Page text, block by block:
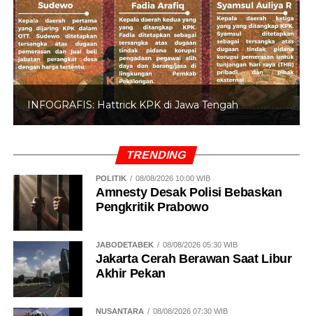
INFOGRAFIS: Hattrick KPK di Jawa Tengah
TRENDING
POLITIK 08/08/2026 10:00 WIB
Amnesty Desak Polisi Bebaskan
Pengkritik Prabowo
JABODETABEK 08/08/2026 05:30 WIB
Jakarta Cerah Berawan Saat Libur
Akhir Pekan
NUSANTARA 08/08/2026 07:30 WIB